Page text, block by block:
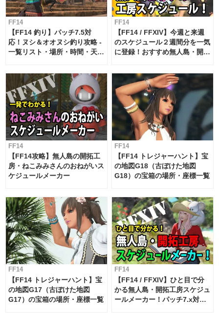
FF14
【FF14 釣り】パッチ7.5対
応！ヌシ＆オオヌシ釣り攻略 -
一覧リスト・場所・時間・天
FF14
【FF14 / FFXIV】今週と来週
のスケジュール２週間分を一気
に登録！おすすめ無人島・開拓
FF14
【FF14攻略】無人島の開拓工
房・ねこみみさんのおねがいス
ケジュールメーカー
FF14
【FF14 トレジャーハント】宝
の地図G18（古ぼけた地図
G18）の宝箱の場所・座標一覧
FF14
【FF14 トレジャーハント】宝
の地図G17（古ぼけた地図
G17）の宝箱の場所・座標一覧
FF14
【FF14 / FFXIV】ひと目で分
かる無人島・開拓工房スケジュ
ールメーカー！パッチ7.x対応